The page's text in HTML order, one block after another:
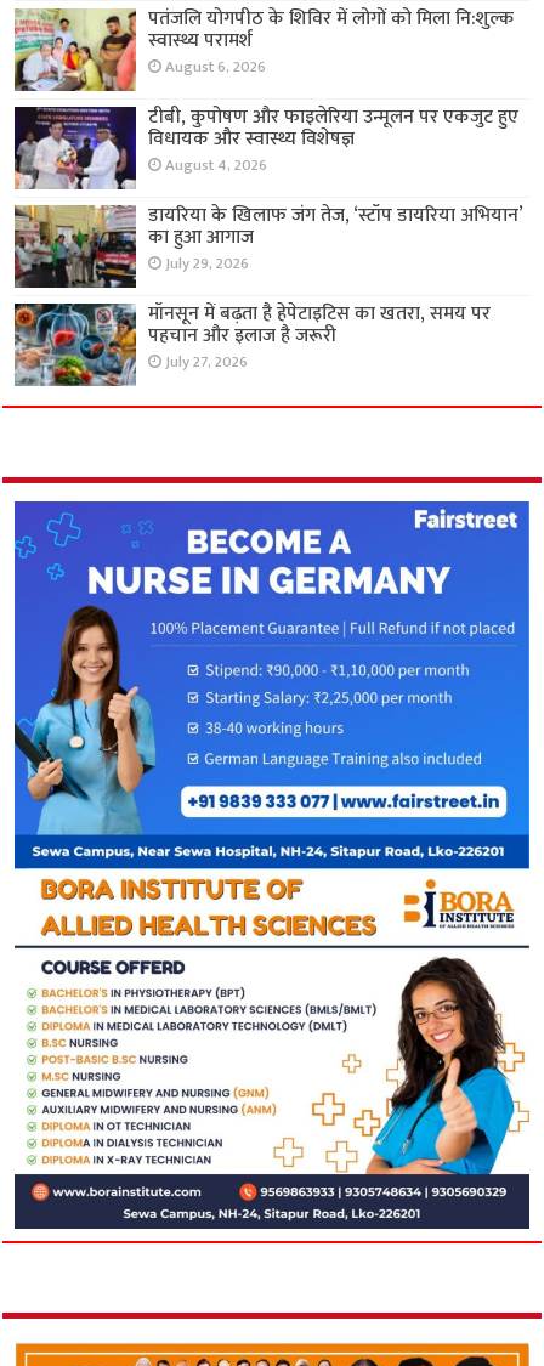
पतंजलि योगपीठ के शिविर में लोगों को मिला नि:शुल्क
स्वास्थ्य परामर्श
August 6, 2026
टीबी, कुपोषण और फाइलेरिया उन्मूलन पर एकजुट हुए
विधायक और स्वास्थ्य विशेषज्ञ
August 4, 2026
डायरिया के खिलाफ जंग तेज, ‘स्टॉप डायरिया अभियान’
का हुआ आगाज
July 29, 2026
मॉनसून में बढ़ता है हेपेटाइटिस का खतरा, समय पर
पहचान और इलाज है जरूरी
July 27, 2026